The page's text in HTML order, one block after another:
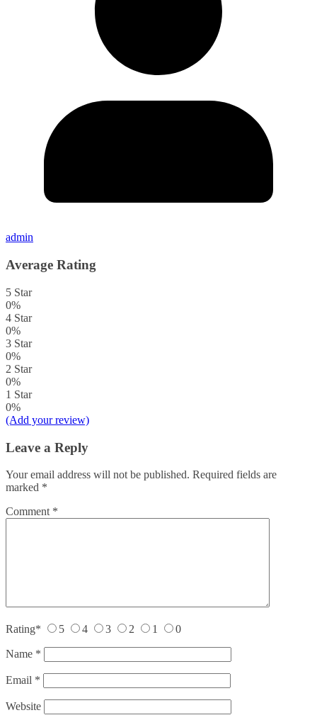
admin
Average Rating
5 Star
0%
4 Star
0%
3 Star
0%
2 Star
0%
1 Star
0%
(Add your review)
Leave a Reply
Your email address will not be published. Required fields are
marked *
Comment *
Rating* 5 4 3 2 1 0
Name *
Email *
Website